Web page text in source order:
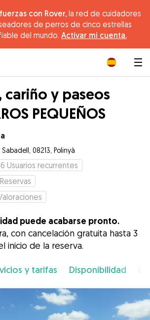
con Rover, la red de cuidadores
de perros de cinco estrellas
del mundo. Activar mi cuenta.
y paseos
PEQUEÑOS
Sabadell, 08213, Polinyà
6 Usuarios recurrentes
Reservas
puede acabarse pronto.
con cancelación gratuita hasta 3
inicio de la reserva.
y tarifas Disponibilidad